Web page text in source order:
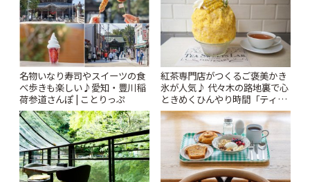
名物いなり寿司やスイーツの食
べ歩きも楽しい♪愛知・豊川稲
荷参道さんぽ | ことりっぷ
紅茶専門店がつくるご褒美かき
氷が人気♪ 代々木の路地裏で心
ときめくひんやり時間「ティー
スイーツ ラボ コンテナート」 |
ことりっぷ